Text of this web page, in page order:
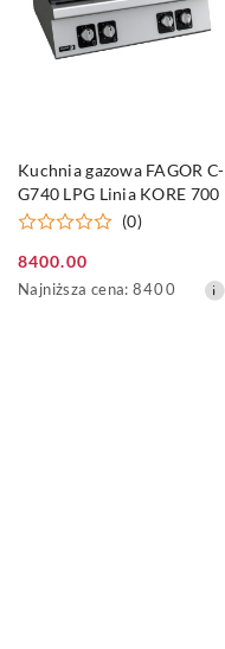
Kuchnia gazowa FAGOR C-
G740 LPG Linia KORE 700
(0)
Cena
promocyjna:
8400.00
Najniższa
Najniższa cena: 8400